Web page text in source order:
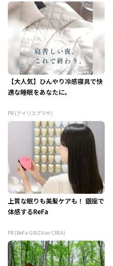
【大人気】ひんやり冷感寝具で快
適な睡眠をあなたに。
PR (アイリスプラザ)
上質な眠りも美髪ケアも！ 銀座で
体感するReFa
PR (ReFa GINZA on CREA)